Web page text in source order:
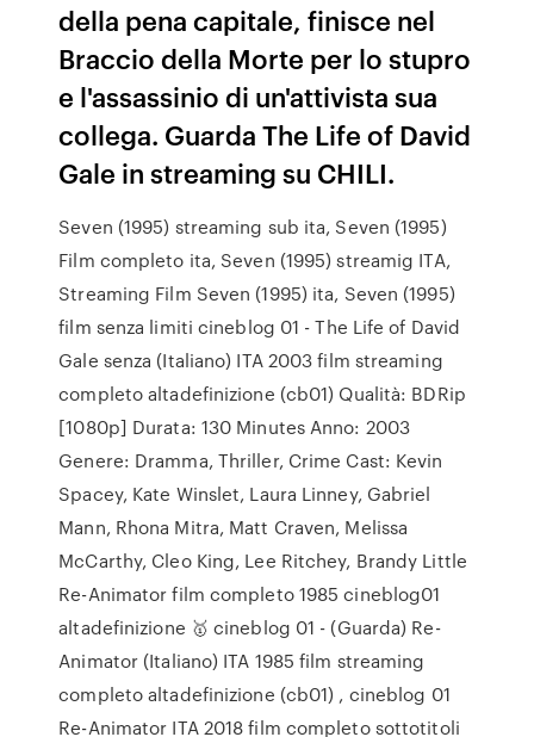
della pena capitale, finisce nel
Braccio della Morte per lo stupro
e l'assassinio di un'attivista sua
collega. Guarda The Life of David
Gale in streaming su CHILI.
Seven (1995) streaming sub ita, Seven (1995)
Film completo ita, Seven (1995) streamig ITA,
Streaming Film Seven (1995) ita, Seven (1995)
film senza limiti cineblog 01 - The Life of David
Gale senza (Italiano) ITA 2003 film streaming
completo altadefinizione (cb01) Qualità: BDRip
[1080p] Durata: 130 Minutes Anno: 2003
Genere: Dramma, Thriller, Crime Cast: Kevin
Spacey, Kate Winslet, Laura Linney, Gabriel
Mann, Rhona Mitra, Matt Craven, Melissa
McCarthy, Cleo King, Lee Ritchey, Brandy Little
Re-Animator film completo 1985 cineblog01
altadefinizione 🥇 cineblog 01 - (Guarda) Re-
Animator (Italiano) ITA 1985 film streaming
completo altadefinizione (cb01) , cineblog 01
Re-Animator ITA 2018 film completo sottotitoli